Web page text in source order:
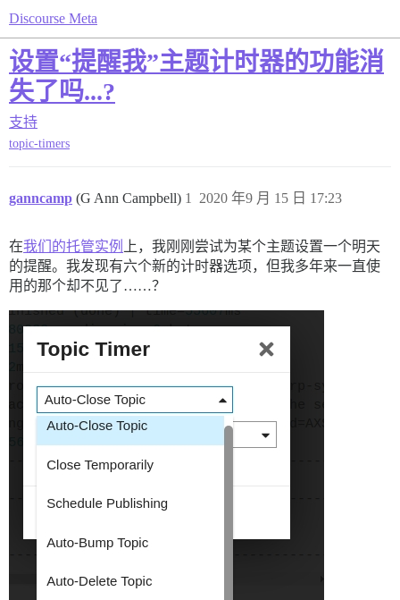
Discourse Meta
设置“提醒我”主题计时器的功能消
失了吗...?
支持
topic-timers
ganncamp (G Ann Campbell) 2020 年9 月 15 日 17:23
1
在我们的托管实例
上，我刚刚尝试为某个主题设置一个明天
的提醒。我发现有六个新的计时器选项，但我多年来一直使
用的那个却不见了……？